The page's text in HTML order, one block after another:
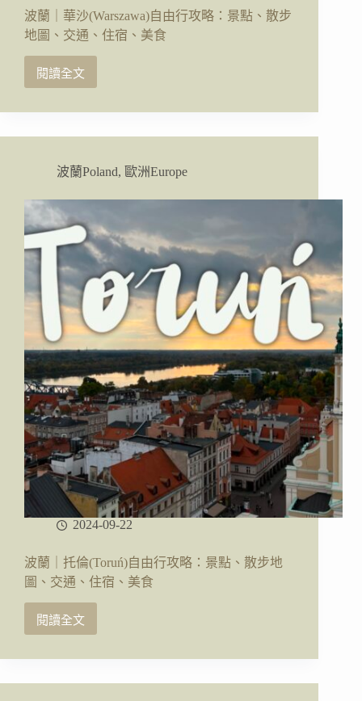
波蘭｜華沙(Warszawa)自由行攻略：景點、散步
地圖、交通、住宿、美食
閱讀全文
波
｜
(Warszawa)
自
由
行
攻
略：
景
點、
散
步
地
圖、
交
通、
住
宿、
美
食
波蘭Poland, 歐洲Europe
2024-09-22
波蘭｜托倫(Toruń)自由行攻略：景點、散步地
圖、交通、住宿、美食
閱讀全文
波
｜